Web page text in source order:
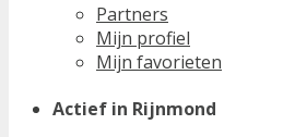
Partners
Mijn profiel
Mijn favorieten
Actief in Rijnmond